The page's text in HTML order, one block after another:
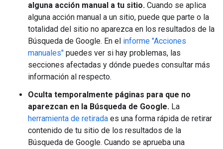
alguna acción manual a tu sitio. Cuando se aplica
alguna acción manual a un sitio, puede que parte o la
totalidad del sitio no aparezca en los resultados de la
Búsqueda de Google. En el informe "Acciones
manuales" puedes ver si hay problemas, las
secciones afectadas y dónde puedes consultar más
información al respecto.
Oculta temporalmente páginas para que no
aparezcan en la Búsqueda de Google. La
herramienta de retirada es una forma rápida de retirar
contenido de tu sitio de los resultados de la
Búsqueda de Google. Cuando se aprueba una